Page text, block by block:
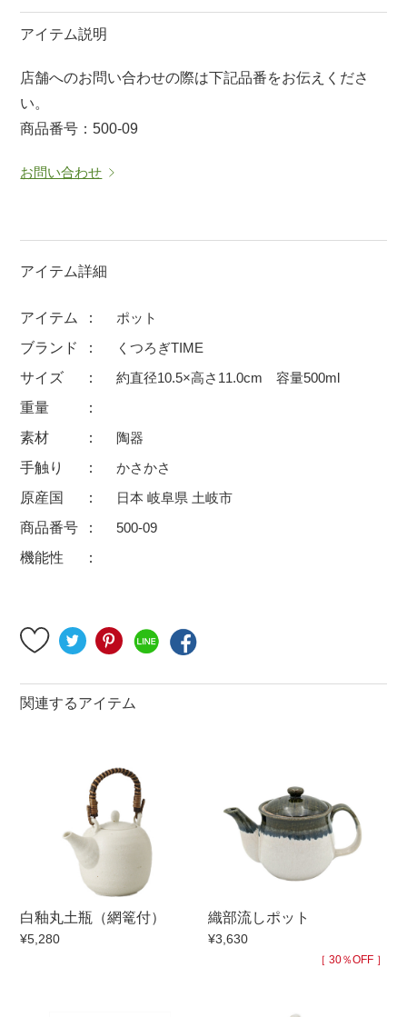
ポット 急須
ロックカップ タンブラー
徳利・盃
箸・カトラリー 箸
子供食器
500円未満
ブランド・窯名・作家名
特集
カラー
機能性
手ざわり
柄
アイテム説明
店舗へのお問い合わせの際は下記品番をお伝えくださ
い。
商品番号：500-09
お問い合わせ
アイテム詳細
アイテム
ポット
ブランド
くつろぎTIME
サイズ
約直径10.5×高さ11.0cm 容量500ml
重量
素材
陶器
手触り
かさかさ
原産国
日本 岐阜県 土岐市
商品番号
500-09
機能性
関連するアイテム
白釉丸土瓶（網篭付）
¥5,280
織部流しポット
¥3,630
［ 30％OFF ］